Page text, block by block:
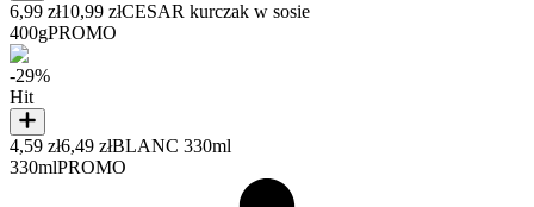
6,99 zł10,99 złCESAR kurczak w sosie
400gPROMO
-29%
Hit
4,59 zł6,49 złBLANC 330ml
330mlPROMO